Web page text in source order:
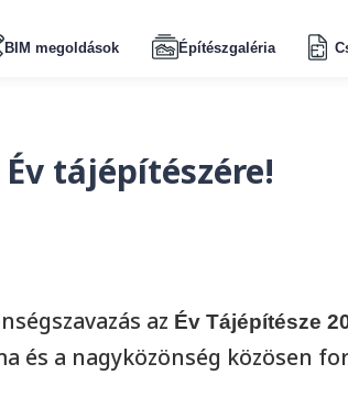
BIM megoldások Építészgaléria
tájépítészére!
az Év Tájépítésze
és a nagyközönség közösen